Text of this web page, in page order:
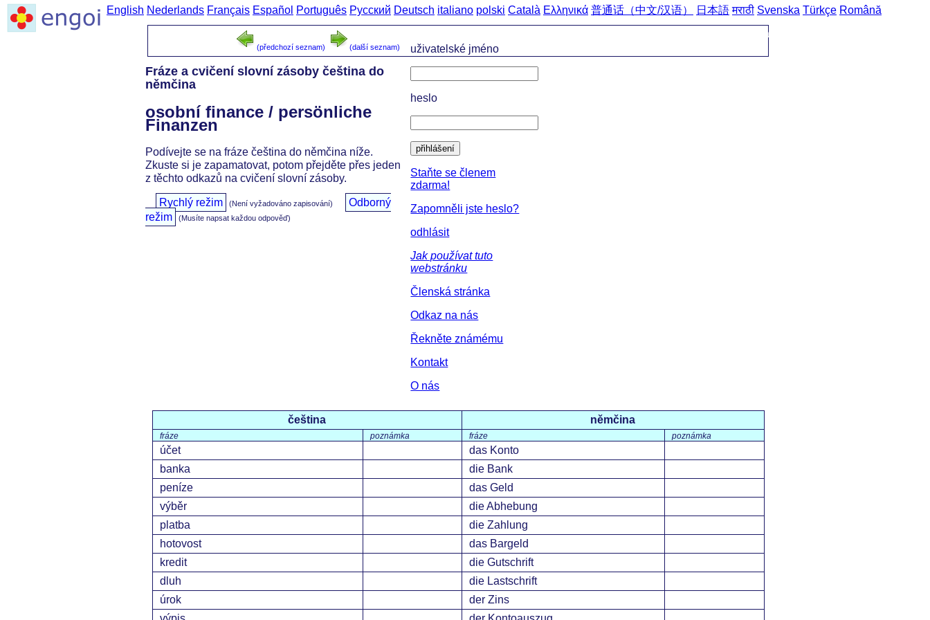
English Nederlands Français Español Português Русский Deutsch italiano polski Català Ελληνικά 普通话（中文/汉语） 日本語 मराठी Svenska Türkçe Română
osobní finance / persönliche Finanzen
uživatelské jméno
heslo
přihlášení
Staňte se členem
zdarma!
Zapomněli jste heslo?
odhlásit
Jak používat tuto
webstránku
Členská stránka
Odkaz na nás
Řekněte známému
Kontakt
O nás
(předchozí seznam) (další seznam)
Fráze a cvičení slovní zásoby čeština do
němčina
osobní finance / persönliche
Finanzen
Podívejte se na fráze čeština do němčina níže.
Zkuste si je zapamatovat, potom přejděte přes jeden
z těchto odkazů na cvičení slovní zásoby.
Rychlý režim (Není vyžadováno zapisování)
Odborný
režim
(Musíte napsat každou odpověď)
čeština němčina
fráze poznámka fráze poznámka
účet
das Konto
banka
die Bank
peníze
das Geld
výběr
die Abhebung
platba
die Zahlung
hotovost
das Bargeld
kredit
die Gutschrift
dluh
die Lastschrift
úrok
der Zins